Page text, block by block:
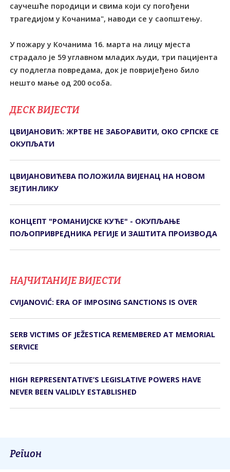
саучешће породици и свима који су погођени
трагедијом у Кочанима", наводи се у саопштењу.
У пожару у Кочанима 16. марта на лицу мјеста
страдало је 59 углавном младих људи, три пацијента
су подлегла повредама, док је повријеђено било
нешто мање од 200 особа.
ДЕСК ВИЈЕСТИ
ЦВИЈАНОВИЋ: ЖРТВЕ НЕ ЗАБОРАВИТИ, ОКО СРПСКЕ СЕ
ОКУПЉАТИ
ЦВИЈАНОВИЋЕВА ПОЛОЖИЛА ВИЈЕНАЦ НА НОВОМ
ЗЕЈТИНЛИКУ
КОНЦЕПТ "РОМАНИЈСКЕ КУЋЕ" - ОКУПЉАЊЕ
ПОЉОПРИВРЕДНИКА РЕГИЈЕ И ЗАШТИТА ПРОИЗВОДА
НАЈЧИТАНИЈЕ ВИЈЕСТИ
CVIJANOVIĆ: ERA OF IMPOSING SANCTIONS IS OVER
SERB VICTIMS OF JEŽESTICA REMEMBERED AT MEMORIAL
SERVICE
HIGH REPRESENTATIVE’S LEGISLATIVE POWERS HAVE
NEVER BEEN VALIDLY ESTABLISHED
Регион